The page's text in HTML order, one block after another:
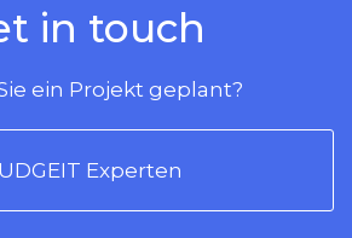
in touch
ein Projekt geplant?
Experten